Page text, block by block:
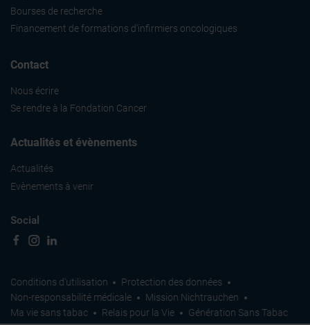
Bourses de recherche
Financement de formations d'infirmiers oncologiques
Contact
Nous écrire
Se rendre à la Fondation Cancer
Actualités et évènements
Actualités
Evènements à venir
Social
Conditions d'utilisation
Protection des données
Non-responsabilité médicale
Mission Nichtrauchen
Ma vie sans tabac
Relais pour la Vie Génération Sans Tabac